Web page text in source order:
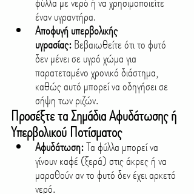
έναν υγραντήρα.
Αποφυγή υπερβολικής
υγρασίας: Βεβαιωθείτε ότι το φυτό
δεν μένει σε υγρό χώμα για
παρατεταμένο χρονικό διάστημα,
καθώς αυτό μπορεί να οδηγήσει σε
σήψη των ριζών.
Προσέξτε τα Σημάδια Αφυδάτωσης ή
Υπερβολικού Ποτίσματος
Αφυδάτωση: Τα φύλλα μπορεί να
γίνουν καφέ (ξερά) στις άκρες ή να
μαραθούν αν το φυτό δεν έχει αρκετό
νερό.